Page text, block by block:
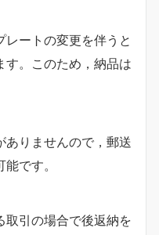
ートの変更を伴うと
す。このため，納品は
ありませんので，郵送
です。
取引の場合で後返納を